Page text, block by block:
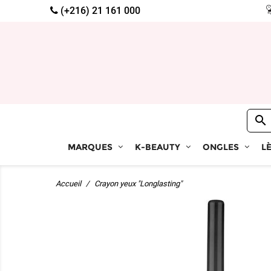
(+216) 21 161 000
MARQUES K-BEAUTY ONGLES

Accueil Crayon yeux "Longlasting"